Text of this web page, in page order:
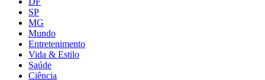
SP
MG
Mundo
Entretenimento
Vida & Estilo
Saúde
Ciência